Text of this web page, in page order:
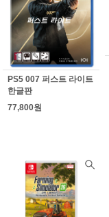
PS5 007 퍼스트 라이트
한글판
77,800원